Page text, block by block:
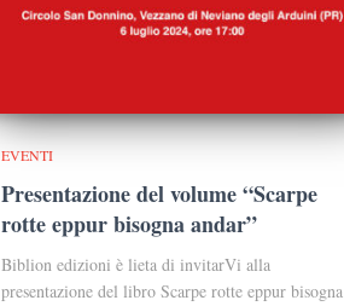
EVENTI
Presentazione del volume “Scarpe
rotte eppur bisogna andar”
Biblion edizioni è lieta di invitarVi alla
presentazione del libro Scarpe rotte eppur bisogna